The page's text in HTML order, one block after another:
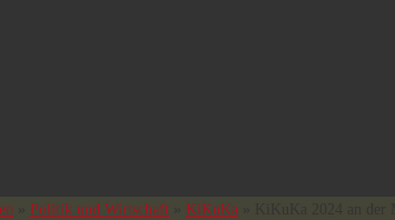
Politik und Wirtschaft KiKuKa